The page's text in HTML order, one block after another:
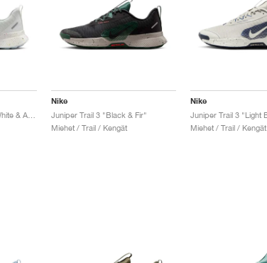
Nike
Juniper Trail 3 "Black & Fir"
Miehet / Trail / Kengät
Nike
Miehet / Trail / Kengät